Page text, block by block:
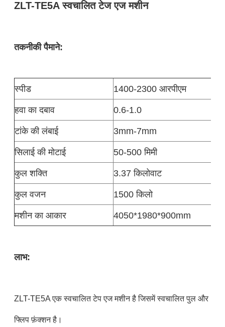
ZLT-TE5A स्वचालित टेज एज मशीन
तकनीकी पैमाने:
स्पीड
1400-2300 आरपीएम
हवा का दबाव
0.6-1.0
टांके की लंबाई
3mm-7mm
सिलाई की मोटाई
50-500 मिमी
कुल शक्ति
3.37 किलोवाट
कुल वजन
1500 किलो
मशीन का आकार
4050*1980*900mm
लाभ:
ZLT-TE5A एक स्वचालित टेप एज मशीन है जिसमें स्वचालित पुल और
फ्लिप फ़ंक्शन है।